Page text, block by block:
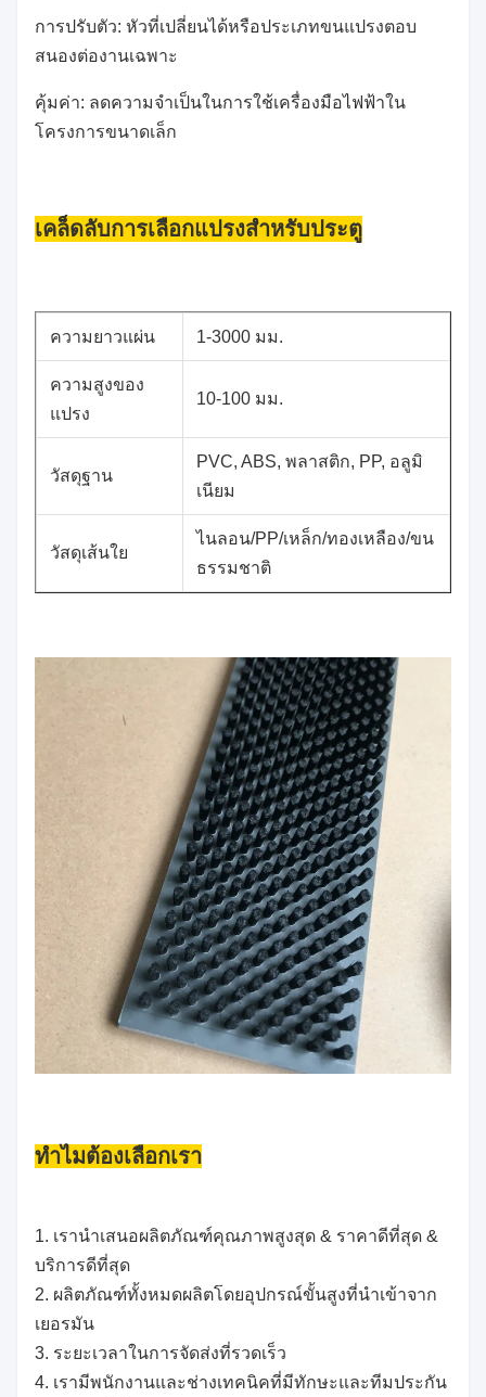
การปรับตัว: หัวที่เปลี่ยนได้หรือประเภทขนแปรงตอบ
สนองต่องานเฉพาะ
คุ้มค่า: ลดความจำเป็นในการใช้เครื่องมือไฟฟ้าใน
โครงการขนาดเล็ก
เคล็ดลับการเลือกแปรงสำหรับประตู
ความยาวแผ่น 1-3000 มม.
ความสูงของ
แปรง
10-100 มม.
วัสดุฐาน
PVC, ABS, พลาสติก, PP, อลูมิ
เนียม
วัสดุเส้นใย
ไนลอน/PP/เหล็ก/ทองเหลือง/ขน
ธรรมชาติ
ทำไมต้องเลือกเรา
1. เรานำเสนอผลิตภัณฑ์คุณภาพสูงสุด & ราคาดีที่สุด &
บริการดีที่สุด
2. ผลิตภัณฑ์ทั้งหมดผลิตโดยอุปกรณ์ขั้นสูงที่นำเข้าจาก
เยอรมัน
3. ระยะเวลาในการจัดส่งที่รวดเร็ว
4. เรามีพนักงานและช่างเทคนิคที่มีทักษะและทีมประกัน